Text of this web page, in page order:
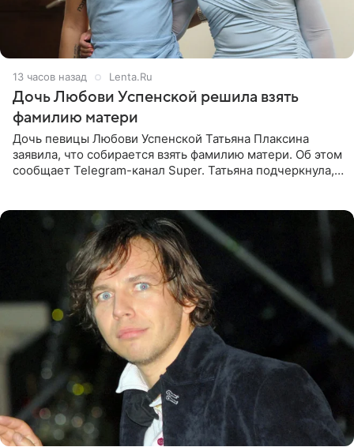
13 часов назад Lenta.Ru
Дочь Любови Успенской решила взять
фамилию матери
Дочь певицы Любови Успенской Татьяна Плаксина
заявила, что собирается взять фамилию матери. Об этом
сообщает Telegram-канал Super. Татьяна подчеркнула,